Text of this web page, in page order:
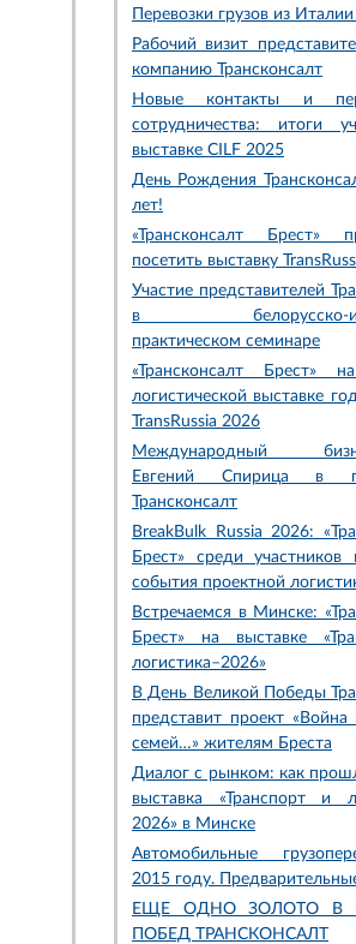
Перевозки грузов из
Рабочий визит
компанию Трансконсалт
Новые контакты и
сотрудничества: итоги
выставке CILF 2025
День Рождения
лет!
«Трансконсалт Брест»
посетить выставку
Участие представителей
в белорусско-
практическом семинаре
«Трансконсалт Брест»
логистической выставке
TransRussia 2026
Международный
Евгений Спирица в
Трансконсалт
BreakBulk Russia 2026:
Брест» среди участников
события проектной
Встречаемся в Минске:
Брест» на выставке
логистика–2026»
В День Великой Победы
представит проект «Война
семей…» жителям Бреста
Диалог с рынком: как
выставка «Транспорт и
2026» в Минске
Автомобильные
2015 году.
ЕЩЕ ОДНО ЗОЛОТО В
ПОБЕД ТРАНСКОНСАЛТ